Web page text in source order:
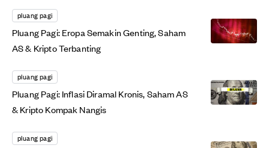
pluang pagi
Pluang Pagi: Eropa Semakin Genting, Saham
AS & Kripto Terbanting
pluang pagi
Pluang Pagi: Inflasi Diramal Kronis, Saham AS
& Kripto Kompak Nangis
pluang pagi